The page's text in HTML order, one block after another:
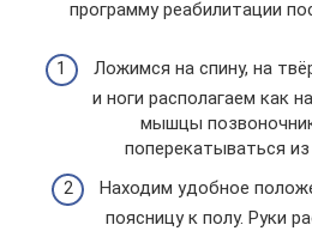
программу реабилитации
Ложимся на спину, на
и ноги располагаем как
мышцы
поперекатываться
Находим удобное
поясницу к полу. Руки